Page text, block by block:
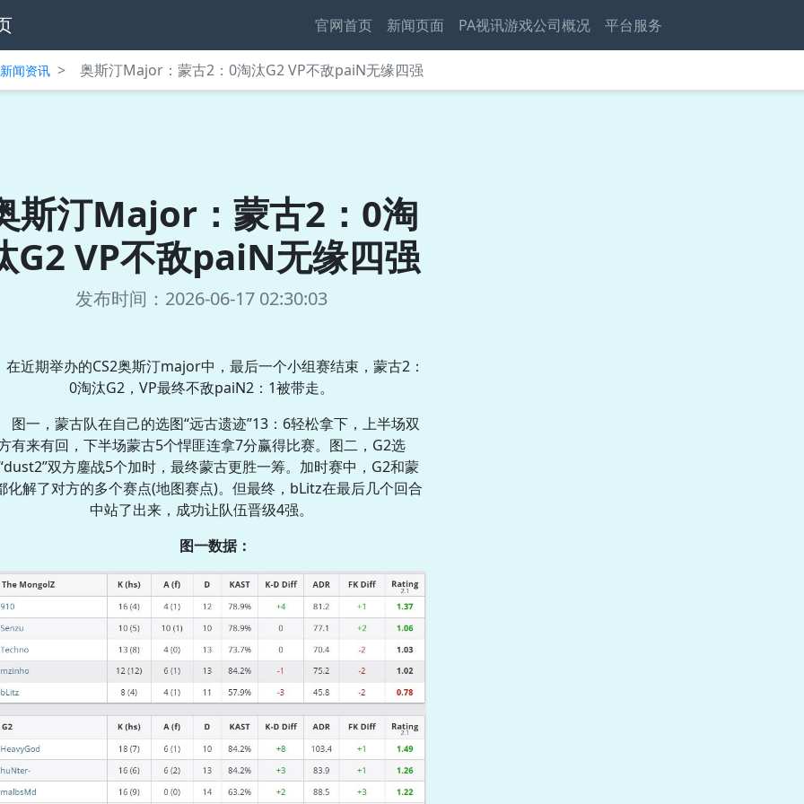
官网首页 新闻页面 PA视讯游戏公司概况 平台服务
闻资讯 > 奥斯汀Major：蒙古2：0淘汰G2 VP不敌paiN无缘四强
斯汀Major：蒙古2：0淘
G2 VP不敌paiN无缘四强
发布时间：2026-06-17 02:30:03
在近期举办的CS2奥斯汀major中，最后一个小组赛结束，蒙古2：
0淘汰G2，VP最终不敌paiN2：1被带走。
图一，蒙古队在自己的选图“远古遗迹”13：6轻松拿下，上半场双
有来有回，下半场蒙古5个悍匪连拿7分赢得比赛。图二，G2选
双方鏖战5个加时，最终蒙古更胜一筹。加时赛中，G2和蒙
化解了对方的多个赛点(地图赛点)。但最终，bLitz在最后几个回合
中站了出来，成功让队伍晋级4强。
图一数据：